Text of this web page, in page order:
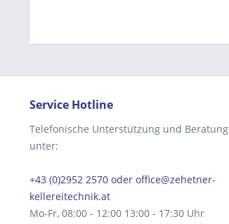
Service Hotline
Telefonische Unterstützung und Beratung
unter:
+43 (0)2952 2570 oder office@zehetner-
kellereitechnik.at
Mo-Fr, 08:00 - 12:00 13:00 - 17:30 Uhr